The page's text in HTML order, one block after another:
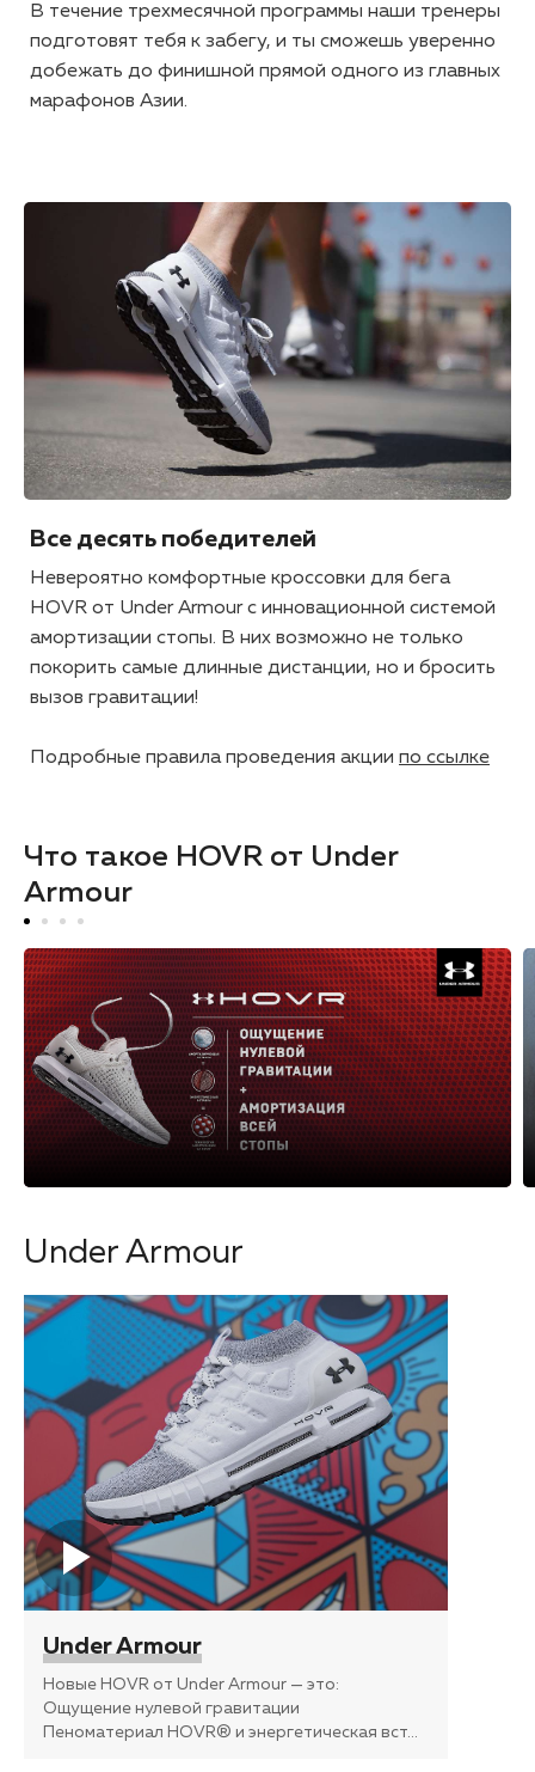
В течение трехмесячной программы наши тренеры
подготовят тебя к забегу, и ты сможешь уверенно
добежать до финишной прямой одного из главных
марафонов Азии.
Все десять победителей
Невероятно комфортные кроссовки для бега
HOVR от Under Armour с инновационной системой
амортизации стопы. В них возможно не только
покорить самые длинные дистанции, но и бросить
вызов гравитации!
Подробные правила проведения акции по ссылке
Что такое HOVR от Under
Armour
Under Armour
Under Armour
Новые HOVR от Under Armour — это:
Ощущение нулевой гравитации
Пеноматериал HOVR® и энергетическая вст…